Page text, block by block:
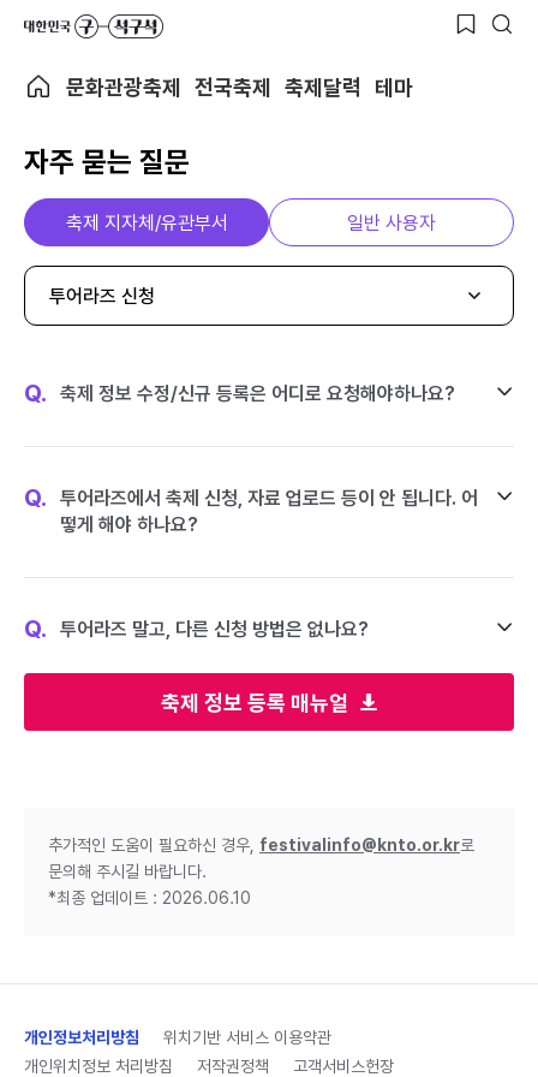
문화관광축제 전국축제 축제달력 테마
자주 묻는 질문
축제 정보 등록 매뉴얼
축제 지자체/유관부서 일반 사용자
투어라즈 신청
Q. 축제 정보 수정/신규 등록은 어디로 요청해야하나요?
Q.
투어라즈에서 축제 신청, 자료 업로드 등이 안 됩니다. 어
떻게 해야 하나요?
Q. 투어라즈 말고, 다른 신청 방법은 없나요?
추가적인 도움이 필요하신 경우, festivalinfo@knto.or.kr로
문의해 주시길 바랍니다.
*최종 업데이트 : 2026.06.10
개인정보처리방침
위치기반 서비스 이용약관
개인위치정보 처리방침
저작권정책 고객서비스헌장